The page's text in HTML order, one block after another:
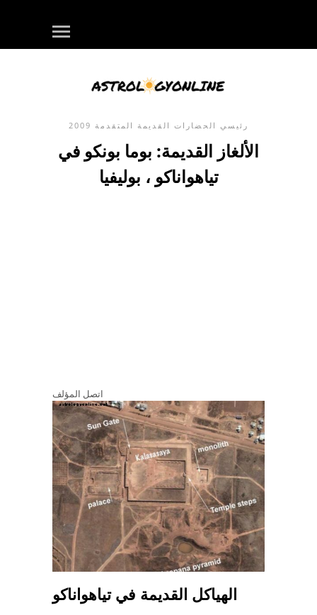
رئيسي الحضارات القديمة المتقدمة
الألغاز القديمة: بوما بونكو في
تياهواناكو ، بوليفيا
اتصل المؤلف
الهياكل القديمة في تياهواناكو